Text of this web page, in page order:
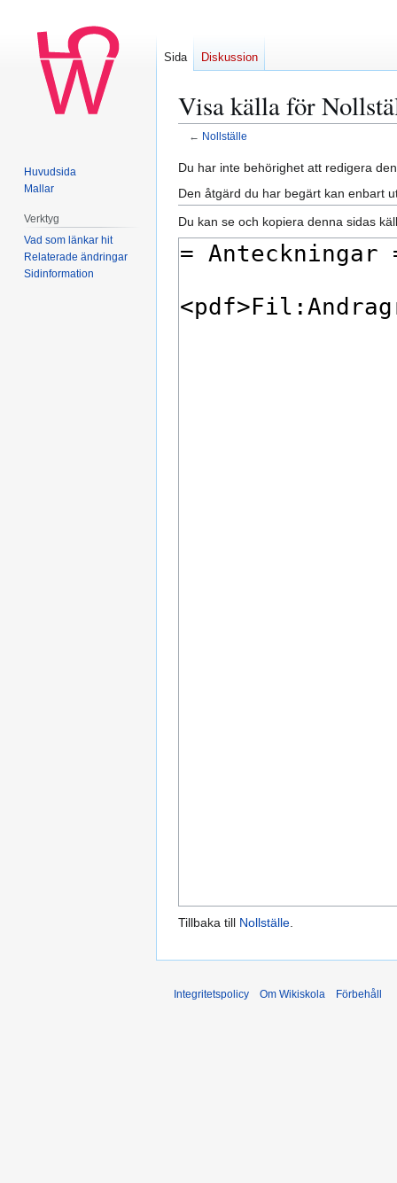
Visa källa för
← Nollställe
Hoppa
till
navigering
Hoppa
till
sök
Du har inte behörighet att redigera
Den åtgärd du har begärt kan enbart
Du kan se och kopiera denna sidas
Tillbaka till Nollställe
Sida Diskussion
Huvudsida
Mallar
Verktyg
Vad som länkar hit
Relaterade ändringar
Sidinformation
Integritetspolicy Om Wikiskola Förbehåll